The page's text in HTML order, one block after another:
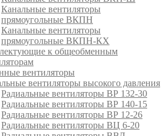
Канальные вентиляторы
прямоугольные ВКПН
Канальные вентиляторы
прямоугольные ВКПН-КХ
к общеобменным
вентиляторы
вентиляторы высокого давления
Радиальные вентиляторы ВР 132-30
Радиальные вентиляторы ВР 140-15
Радиальные вентиляторы ВР 12-26
Радиальные вентиляторы ВЦ 6-20